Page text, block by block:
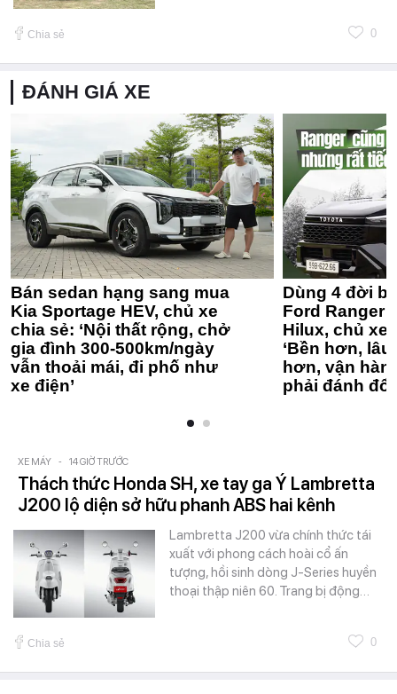
Chia sẻ 0
ĐÁNH GIÁ XE
Bán sedan hạng sang mua
Kia Sportage HEV, chủ xe
chia sẻ: ‘Nội thất rộng, chở
gia đình 300-500km/ngày
vẫn thoải mái, đi phố như
xe điện’
Dùng 4 đời
Ford Ranger
Hilux, chủ xe
‘Bền hơn,
hơn, vận
phải đánh
XE MÁY - 14 GIỜ TRƯỚC
Thách thức Honda SH, xe tay ga Ý Lambretta
J200 lộ diện sở hữu phanh ABS hai kênh
Lambretta J200 vừa chính thức tái
xuất với phong cách hoài cổ ấn
tượng, hồi sinh dòng J-Series huyền
thoại thập niên 60. Trang bị động…
Chia sẻ 0